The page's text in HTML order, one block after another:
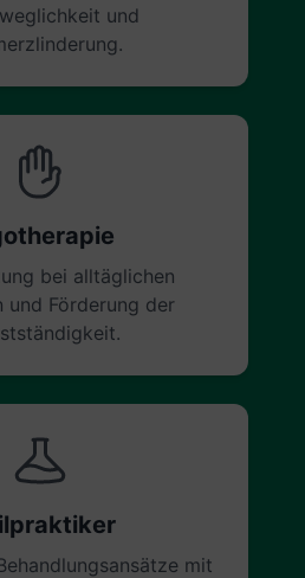
und
bei alltäglichen
und Förderung der
mit